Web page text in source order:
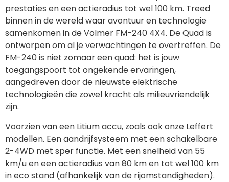
prestaties en een actieradius tot wel 100 km. Treed
binnen in de wereld waar avontuur en technologie
samenkomen in de Volmer FM-240 4X4. De Quad is
ontworpen om al je verwachtingen te overtreffen. De
FM-240 is niet zomaar een quad: het is jouw
toegangspoort tot ongekende ervaringen,
aangedreven door de nieuwste elektrische
technologieën die zowel kracht als milieuvriendelijk
zijn.
Voorzien van een Litium accu, zoals ook onze Leffert
modellen. Een aandrijfsysteem met een schakelbare
2-4WD met sper functie. Met een snelheid van 55
km/u en een actieradius van 80 km en tot wel 100 km
in eco stand (afhankelijk van de rijomstandigheden).